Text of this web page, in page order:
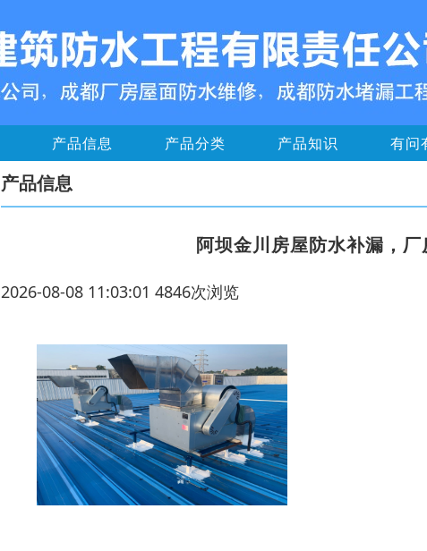
产品信息 产品分类 产品知识 有问
产品信息
阿坝金川房屋防水补漏，
2026-08-08 11:03:01 4846次浏览